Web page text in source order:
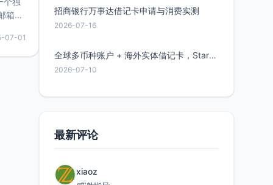
箱等
较有
惠的
07-01
招商银行万事达借记卡申请与消费实测
2026-07-16
全球多币种账户 + 海外实体借记卡，Starryblu开户教程与注意事项
2026-07-10
最新评论
xiaoz